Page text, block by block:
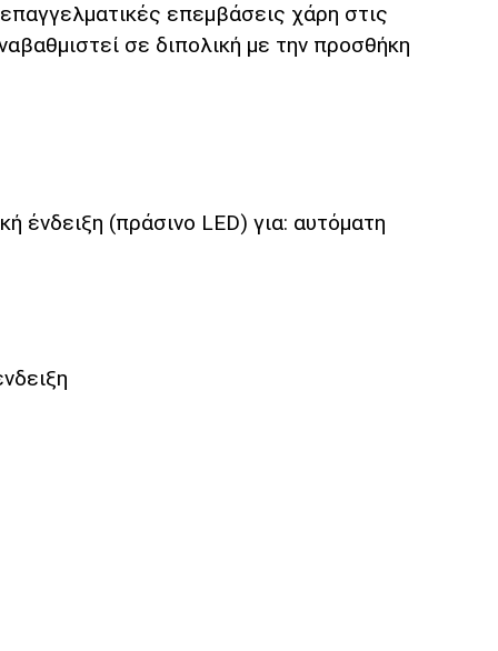
επεμβάσεις χάρη στις
σε διπολική με την προσθήκη
ένδειξη (πράσινο LED) για: αυτόματη